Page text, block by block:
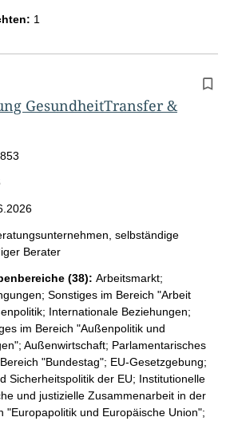
1
GesundheitTransfer &
selbständige
Berater
(38): Arbeitsmarkt;
Sonstiges im Bereich "Arbeit
Internationale Beziehungen;
im Bereich "Außenpolitik und
Außenwirtschaft; Parlamentarisches
"Bundestag"; EU-Gesetzgebung;
Sicherheitspolitik der EU; Institutionelle
und justizielle Zusammenarbeit in der
"Europapolitik und Europäische Union";